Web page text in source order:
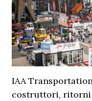
IAA
costruttori, ritorni